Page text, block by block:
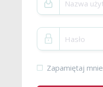
Zapamiętaj mnie